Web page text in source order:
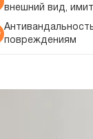
внешний вид,
повреждениям